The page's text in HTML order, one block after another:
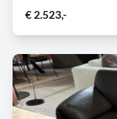
€ 2.523,-